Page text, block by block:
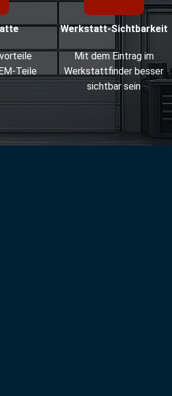
Teile
Werkstatt-Sichtbarkeit
Mit dem Eintrag im
Werkstattfinder besser
sichtbar sein